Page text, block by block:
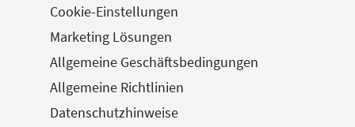
Cookie-Einstellungen
Marketing Lösungen
Allgemeine Geschäftsbedingungen
Allgemeine Richtlinien
Datenschutzhinweise